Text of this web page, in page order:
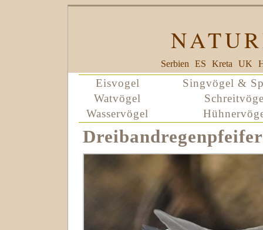
Serbien ES Kreta UK
Eisvogel
Singvögel &
Watvögel
Wasservögel
Dreibandregenpfeifer